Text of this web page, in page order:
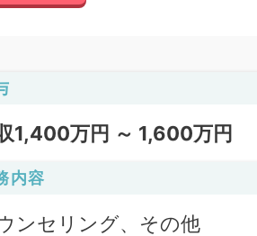
1,400万円 ～ 1,600万円
内容
ンセリング、その他